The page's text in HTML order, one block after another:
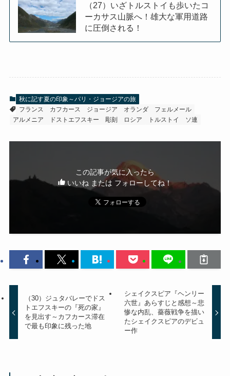
（27）いざトルストイも歩いたコ
ーカサス山脈へ！雄大な軍用道路
に圧倒される！
秋に記す夏の印象～パリ・ジョージアの旅
フランス
カフカース ジョージア オランダ
フェルメール
アルメニア
ドストエフスキー 彫刻 ロシア トルストイ ソ連
この記事が気に入ったら
いいね または フォローしてね！
（30）ジュタバレーでドス
トエフスキーの『死の家』
を見出す～カフカース滞在
で最も印象に残った地
シェイクスピア『ヘンリー
六世』あらすじと感想～悲
惨な内乱、薔薇戦争を描い
たシェイクスピアのデビュ
ー作